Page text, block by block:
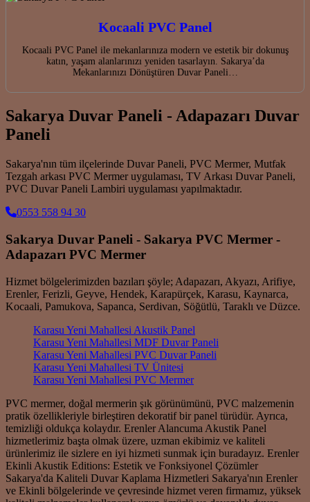
Kocaali PVC Panel
Kocaali PVC Panel ile mekanlarınıza modern ve estetik bir dokunuş
katın, yaşam alanlarınızı yeniden tasarlayın. Sakarya’da
Mekanlarınızı Dönüştüren Duvar Paneli…
Sakarya Duvar Paneli - Adapazarı Duvar
Paneli
Sakarya'nın tüm ilçelerinde Duvar Paneli, PVC Mermer, Mutfak
Tezgah arkası PVC Mermer uygulaması, TV Arkası Duvar Paneli,
PVC Duvar Paneli Lambiri uygulaması yapılmaktadır.
0553 558 94 30
Sakarya Duvar Paneli - Sakarya PVC Mermer -
Adapazarı PVC Mermer
Hizmet bölgelerimizden bazıları şöyle; Adapazarı, Akyazı, Arifiye,
Erenler, Ferizli, Geyve, Hendek, Karapürçek, Karasu, Kaynarca,
Kocaali, Pamukova, Sapanca, Serdivan, Söğütlü, Taraklı ve Düzce.
Karasu Yeni Mahallesi Akustik Panel
Karasu Yeni Mahallesi MDF Duvar Paneli
Karasu Yeni Mahallesi PVC Duvar Paneli
Karasu Yeni Mahallesi TV Ünitesi
Karasu Yeni Mahallesi PVC Mermer
PVC mermer, doğal mermerin şık görünümünü, PVC malzemenin
pratik özellikleriyle birleştiren dekoratif bir panel türüdür. Ayrıca,
temizliği oldukça kolaydır. Erenler Alancuma Akustik Panel
hizmetlerimiz başta olmak üzere, uzman ekibimiz ve kaliteli
ürünlerimiz ile sizlere en iyi hizmeti sunmak için buradayız. Erenler
Ekinli Akustik Editions: Estetik ve Fonksiyonel Çözümler
Sakarya'da Kaliteli Duvar Kaplama Hizmetleri Sakarya'nın Erenler
ve Ekinli bölgelerinde ve çevresinde hizmet veren firmamız, yüksek